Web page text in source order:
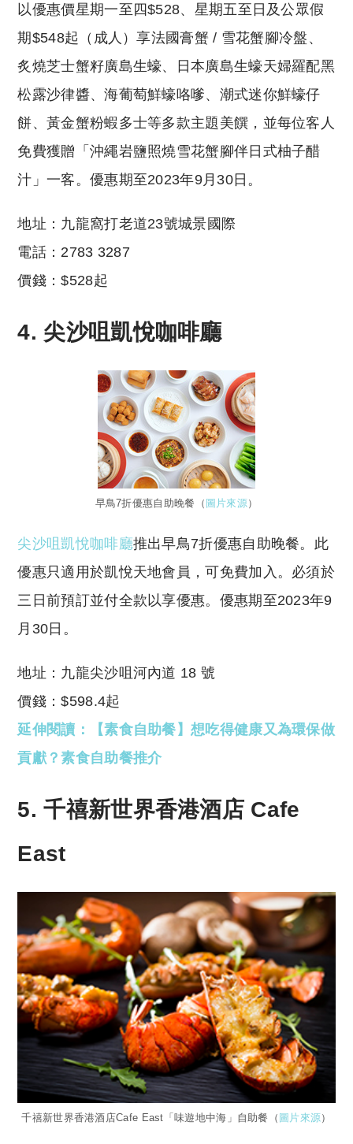
以優惠價星期一至四$528、星期五至日及公眾假
期$548起（成人）享法國膏蟹 / 雪花蟹腳冷盤、
炙燒芝士蟹籽廣島生蠔、日本廣島生蠔天婦羅配黑
松露沙律醬、海葡萄鮮蠔咯嗲、潮式迷你鮮蠔仔
餅、黃金蟹粉蝦多士等多款主題美饌，並每位客人
免費獲贈「沖繩岩鹽照燒雪花蟹腳伴日式柚子醋
汁」一客。優惠期至2023年9月30日。
地址：九龍窩打老道23號城景國際
電話：2783 3287
價錢：$528起
4. 尖沙咀凱悅咖啡廳
早鳥7折優惠自助晚餐（ 圖片來源）
尖沙咀凱悅咖啡廳推出早鳥7折優惠自助晚餐。此
優惠只適用於凱悅天地會員，可免費加入。必須於
三日前預訂並付全款以享優惠。優惠期至2023年9
月30日。
地址：九龍尖沙咀河內道 18 號
價錢：$598.4起
延伸閱讀：【素食自助餐】想吃得健康又為環保做
貢獻？素食自助餐推介
5. 千禧新世界香港酒店 Cafe
East
千禧新世界香港酒店Cafe East「味遊地中海」自助餐（ 圖片來源）